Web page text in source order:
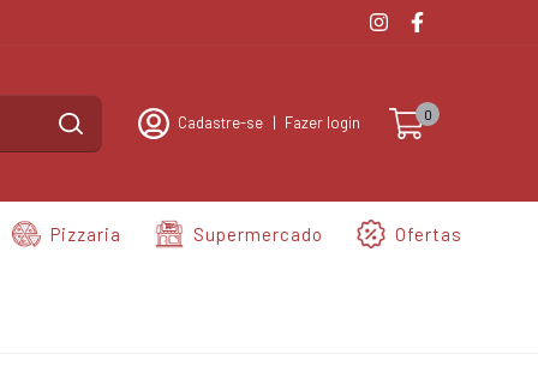
Cadastre-se | Fazer login 0
Pizzaria Supermercado Ofertas